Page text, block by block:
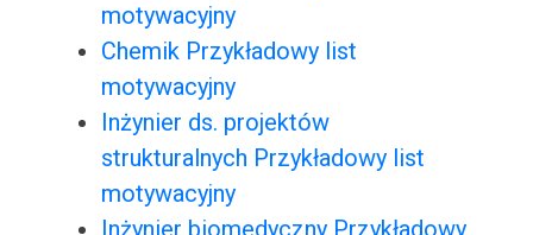
motywacyjny
Chemik Przykładowy list
motywacyjny
Inżynier ds. projektów
strukturalnych Przykładowy list
motywacyjny
Inżynier biomedyczny Przykładowy